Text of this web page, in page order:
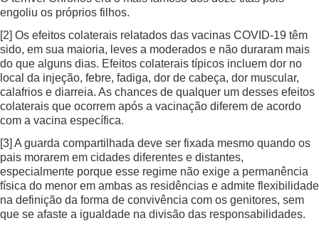
engoliu os próprios filhos.
[2] Os efeitos colaterais relatados das vacinas COVID-19 têm
sido, em sua maioria, leves a moderados e não duraram mais
do que alguns dias. Efeitos colaterais típicos incluem dor no
local da injeção, febre, fadiga, dor de cabeça, dor muscular,
calafrios e diarreia. As chances de qualquer um desses efeitos
colaterais que ocorrem após a vacinação diferem de acordo
com a vacina específica.
[3] A guarda compartilhada deve ser fixada mesmo quando os
pais morarem em cidades diferentes e distantes,
especialmente porque esse regime não exige a permanência
física do menor em ambas as residências e admite flexibilidade
na definição da forma de convivência com os genitores, sem
que se afaste a igualdade na divisão das responsabilidades.